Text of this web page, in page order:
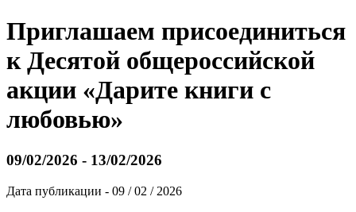
Приглашаем присоединиться
к Десятой общероссийской
акции «Дарите книги с
любовью»
09/02/2026 - 13/02/2026
Дата публикации - 09 / 02 / 2026